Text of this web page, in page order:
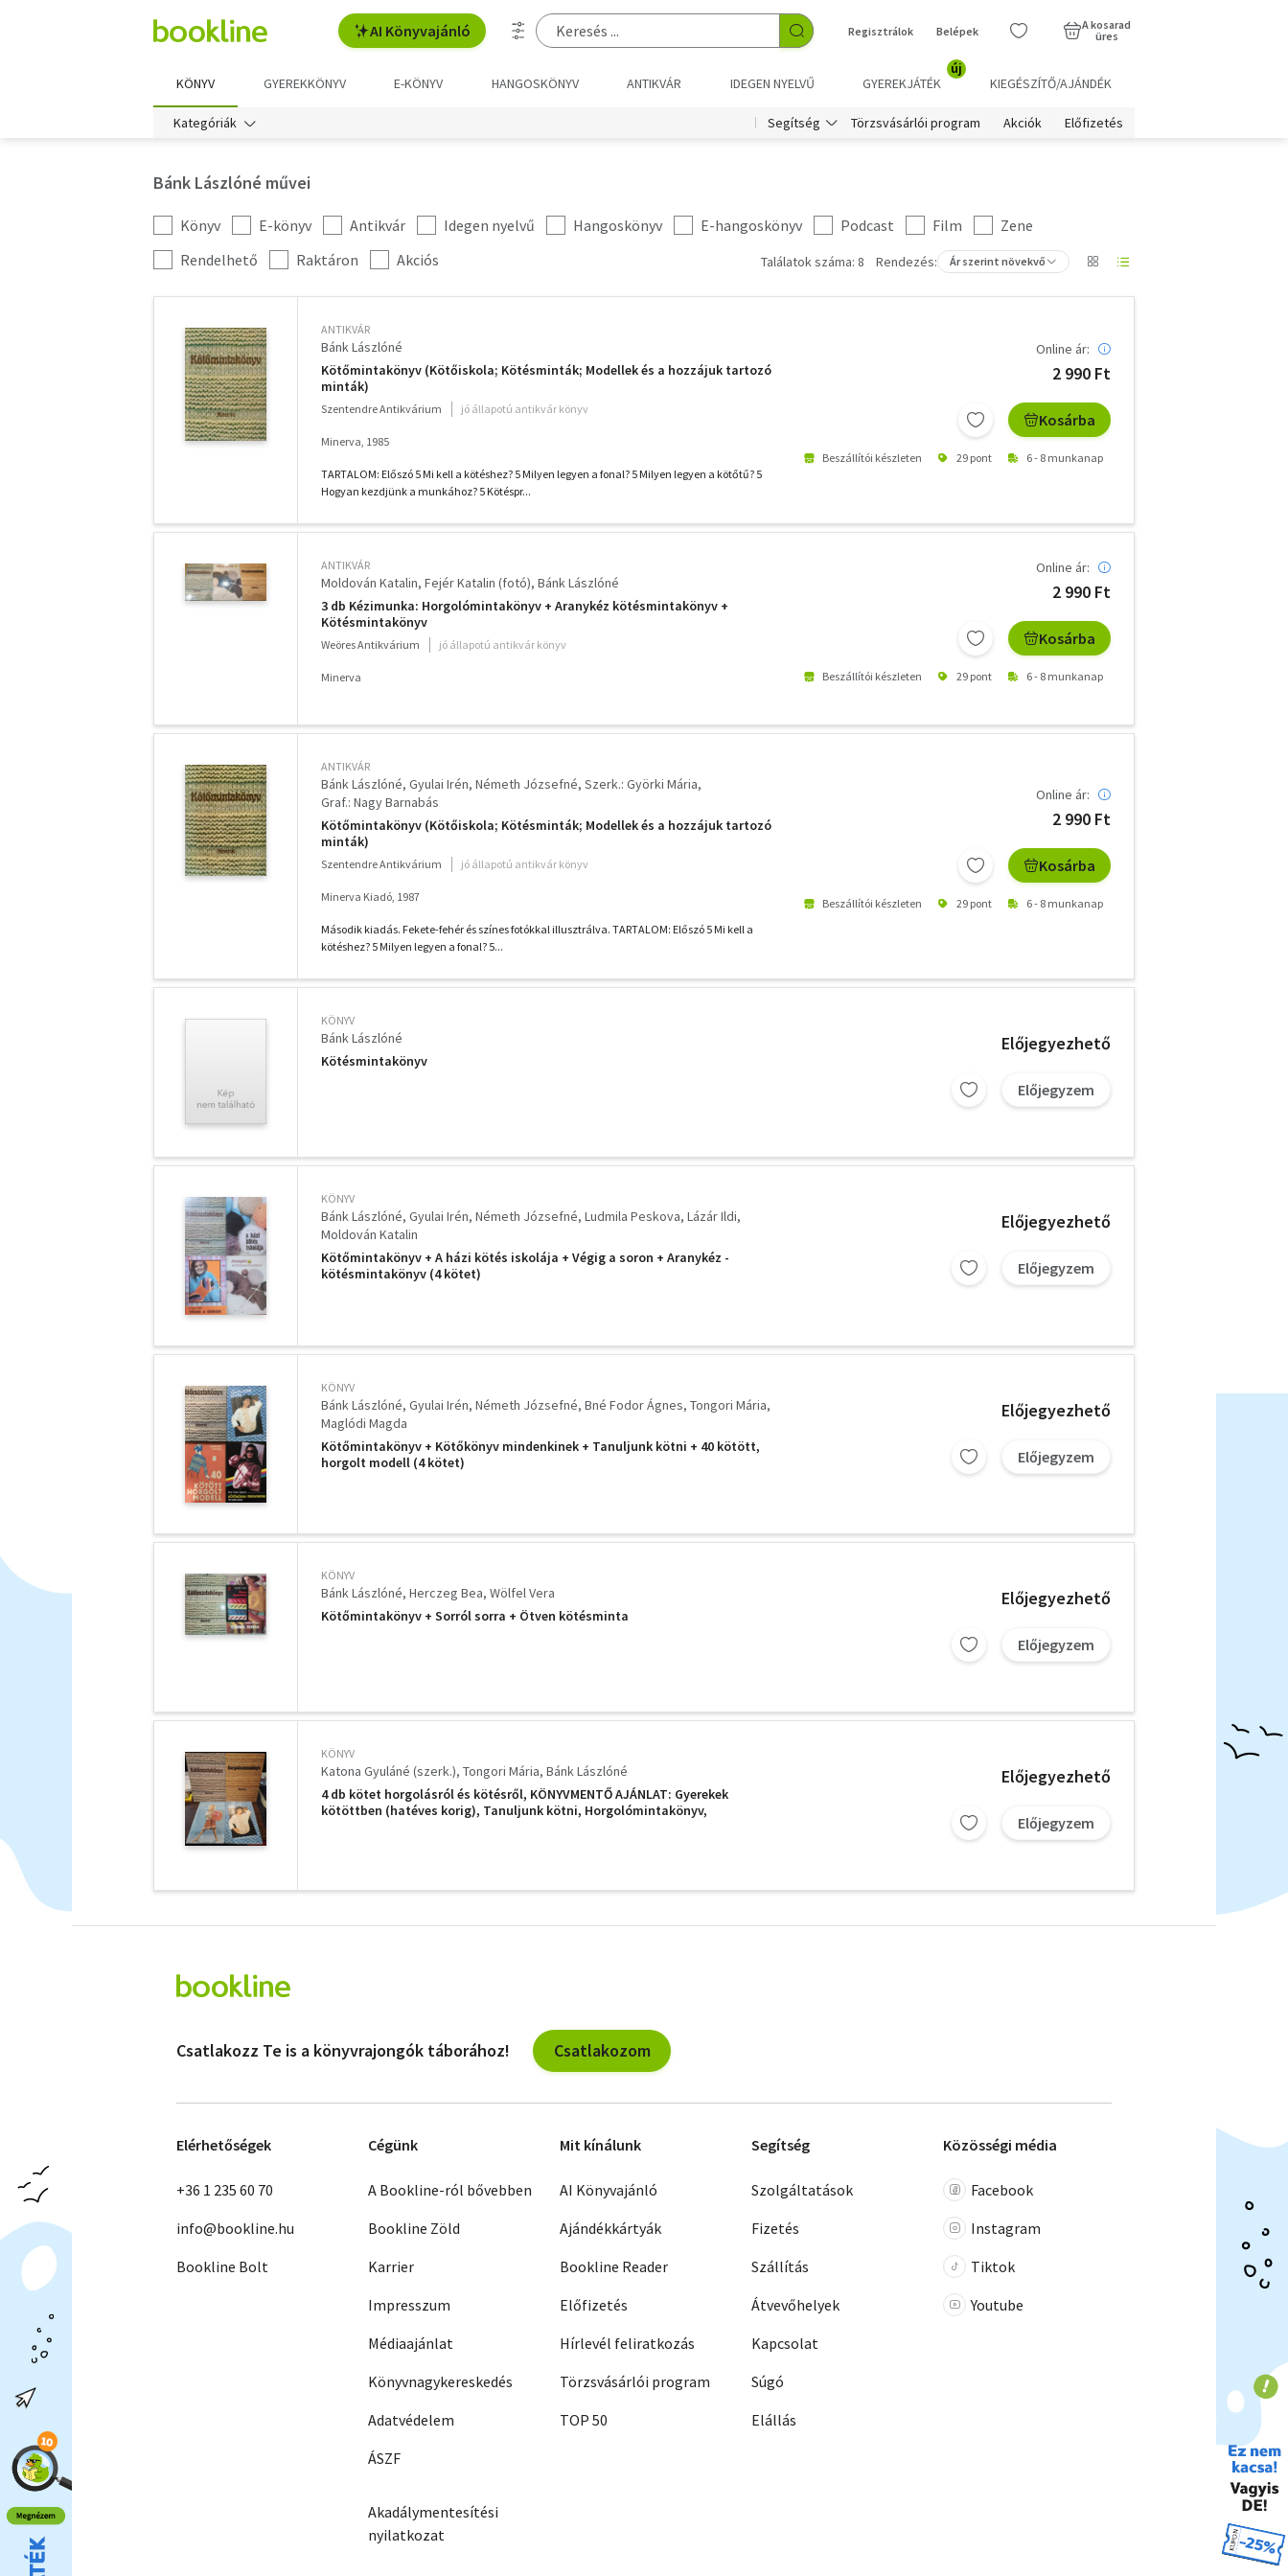
AI Könyvajánló Regisztrálok Belépek
A kosarad
üres
KÖNYV GYEREKKÖNYV E-KÖNYV HANGOSKÖNYV ANTIKVÁR IDEGEN NYELVŰ GYEREKJÁTÉK
új
KIEGÉSZÍTŐ/AJÁNDÉK
Kategóriák Segítség Törzsvásárlói program Akciók Előfizetés
Bánk Lászlóné művei
Kategória
szűrés
Könyv E-könyv Antikvár Idegen nyelvű Hangoskönyv E-hangoskönyv Podcast Film
Zene
További
szűrők
Rendelhető Raktáron Akciós Találatok száma: 8 Rendezés: Ár szerint növekvő
ANTIKVÁR
Bánk Lászlóné
Kötőmintakönyv (Kötőiskola; Kötésminták; Modellek és a hozzájuk tartozó
minták)
Szentendre Antikvárium jó állapotú antikvár könyv
Minerva, 1985
TARTALOM: Előszó 5 Mi kell a kötéshez? 5 Milyen legyen a fonal? 5 Milyen legyen a kötőtű? 5
Hogyan kezdjünk a munkához? 5 Kötéspr...
Online ár:
2 990 Ft
Kosárba
Beszállítói készleten 29 pont 6 - 8 munkanap
ANTIKVÁR
Moldován Katalin Fejér Katalin (fotó) Bánk Lászlóné
3 db Kézimunka: Horgolómintakönyv + Aranykéz kötésmintakönyv +
Kötésmintakönyv
Weöres Antikvárium jó állapotú antikvár könyv
Minerva
Online ár:
2 990 Ft
Kosárba
Beszállítói készleten 29 pont 6 - 8 munkanap
ANTIKVÁR
Bánk Lászlóné Gyulai Irén Németh Józsefné Szerk.: Györki Mária
Graf.: Nagy Barnabás
Kötőmintakönyv (Kötőiskola; Kötésminták; Modellek és a hozzájuk tartozó
minták)
Szentendre Antikvárium jó állapotú antikvár könyv
Minerva Kiadó, 1987
Második kiadás. Fekete-fehér és színes fotókkal illusztrálva. TARTALOM: Előszó 5 Mi kell a
kötéshez? 5 Milyen legyen a fonal? 5...
Online ár:
2 990 Ft
Kosárba
Beszállítói készleten 29 pont 6 - 8 munkanap
KÖNYV
Bánk Lászlóné
Kötésmintakönyv
Előjegyezhető
Előjegyzem
KÖNYV
Bánk Lászlóné Gyulai Irén Németh Józsefné Ludmila Peskova Lázár Ildi
Moldován Katalin
Kötőmintakönyv + A házi kötés iskolája + Végig a soron + Aranykéz -
kötésmintakönyv (4 kötet)
Előjegyezhető
Előjegyzem
KÖNYV
Bánk Lászlóné Gyulai Irén Németh Józsefné Bné Fodor Ágnes Tongori Mária
Maglódi Magda
Kötőmintakönyv + Kötőkönyv mindenkinek + Tanuljunk kötni + 40 kötött,
horgolt modell (4 kötet)
Előjegyezhető
Előjegyzem
KÖNYV
Bánk Lászlóné Herczeg Bea Wölfel Vera
Kötőmintakönyv + Sorról sorra + Ötven kötésminta
Előjegyezhető
Előjegyzem
KÖNYV
Katona Gyuláné (szerk.) Tongori Mária Bánk Lászlóné
4 db kötet horgolásról és kötésről, KÖNYVMENTŐ AJÁNLAT: Gyerekek
kötöttben (hatéves korig), Tanuljunk kötni, Horgolómintakönyv,
Előjegyezhető
Előjegyzem
szűrők
Csatlakozz Te is a könyvrajongók táborához! Csatlakozom
Elérhetőségek
+36 1 235 60 70
info@bookline.hu
Bookline Bolt
Cégünk
A Bookline-ról bővebben
Bookline Zöld
Karrier
Impresszum
Médiaajánlat
Könyvnagykereskedés
Adatvédelem
ÁSZF
Akadálymentesítési
nyilatkozat
Mit kínálunk
AI Könyvajánló
Ajándékkártyák
Bookline Reader
Előfizetés
Hírlevél feliratkozás
Törzsvásárlói program
TOP 50
Segítség
Szolgáltatások
Fizetés
Szállítás
Átvevőhelyek
Kapcsolat
Súgó
Elállás
Közösségi média
Facebook
Instagram
Tiktok
Youtube